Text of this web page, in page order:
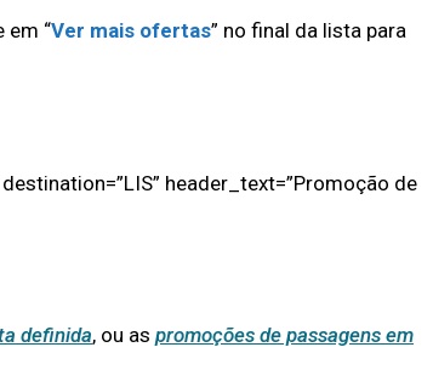
em “Ver mais ofertas” no final da lista para
header_text=”Promoção de
definida, ou as promoções de passagens em